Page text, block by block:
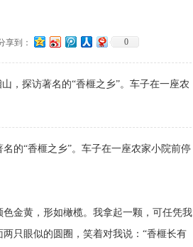
享到： 0
，探访著名的“香榧之乡”。车子在一座农
的“香榧之乡”。车子在一座农家小院前停
金黄，形如橄榄。我拿起一颗，可任凭我
只眼似的圆圈，笑着对我说：“香榧长有